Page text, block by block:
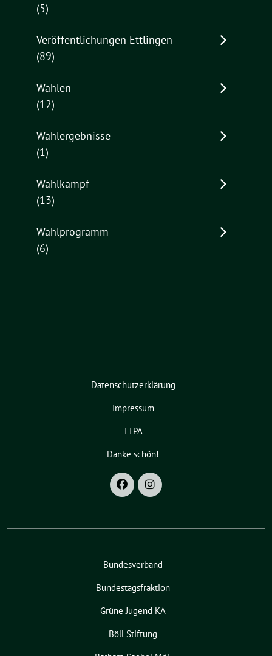
(5)
Veröffentlichungen Ettlingen
(89)
Wahlen
(12)
Wahlergebnisse
(1)
Wahlkampf
(13)
Wahlprogramm
(6)
Datenschutzerklärung
Impressum
TTPA
Danke schön!
Bundesverband
Bundestagsfraktion
Grüne Jugend KA
Böll Stiftung